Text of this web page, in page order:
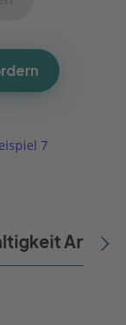
7
Artikel